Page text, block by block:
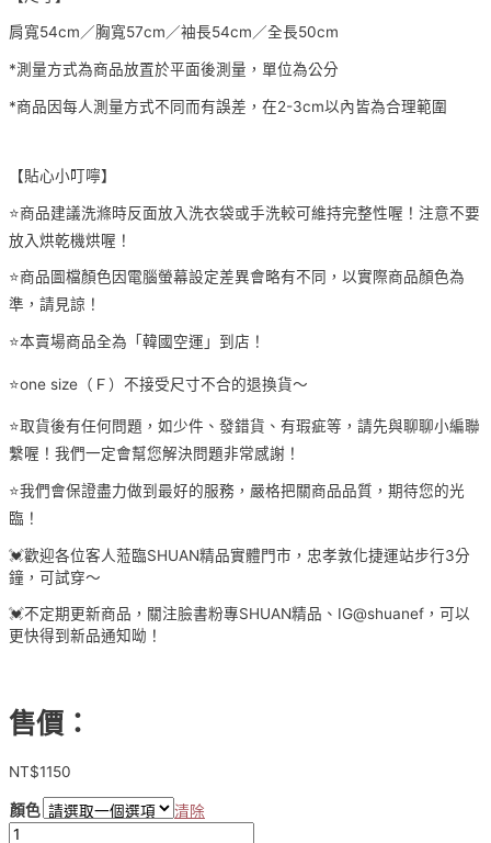
肩寬54cm／胸寬57cm／袖長54cm／全長50cm
*測量方式為商品放置於平面後測量，單位為公分
*商品因每人測量方式不同而有誤差，在2-3cm以內皆為合理範圍
【貼心小叮嚀】
⭐️商品建議洗滌時反面放入洗衣袋或手洗較可維持完整性喔！注意不要
放入烘乾機烘喔！
⭐️商品圖檔顏色因電腦螢幕設定差異會略有不同，以實際商品顏色為
準，請見諒！
⭐️本賣場商品全為「韓國空運」到店！
⭐️one size（Ｆ）不接受尺寸不合的退換貨～
⭐️取貨後有任何問題，如少件、發錯貨、有瑕疵等，請先與聊聊小編聯
繫喔！我們一定會幫您解決問題非常感謝！
⭐️我們會保證盡力做到最好的服務，嚴格把關商品品質，期待您的光
臨！
💓歡迎各位客人蒞臨SHUAN精品實體門市，忠孝敦化捷運站步行3分
鐘，可試穿～
💓不定期更新商品，關注臉書粉專SHUAN精品、IG@shuanef，可以
更快得到新品通知呦！
售價：
NT$1150
顏色
清除
【貨